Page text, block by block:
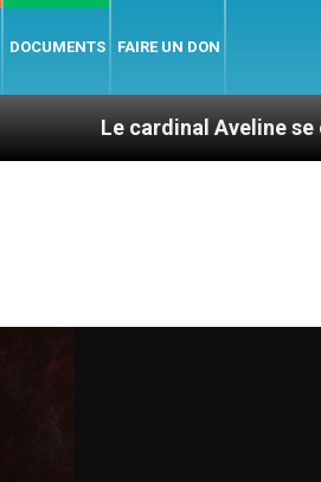
DOCUMENTS FAIRE UN DON
cardinal Aveline se confie :